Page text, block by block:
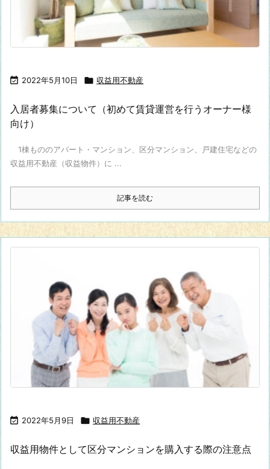
 2022年5月10日  収益用不動産
入居者募集について（初めて賃貸運営を行うオーナー様
向け）
1棟もののアパート・マンション、区分マンション、戸建住宅などの
収益用不動産（収益物件）に ...
記事を読む
 2022年5月9日  収益用不動産
収益用物件として区分マンションを購入する際の注意点